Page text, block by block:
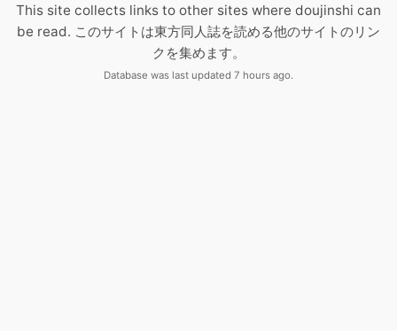
This site collects links to other sites where doujinshi can
be read. このサイトは東方同人誌を読める他のサイトのリン
クを集めます。
Database was last updated 7 hours ago.